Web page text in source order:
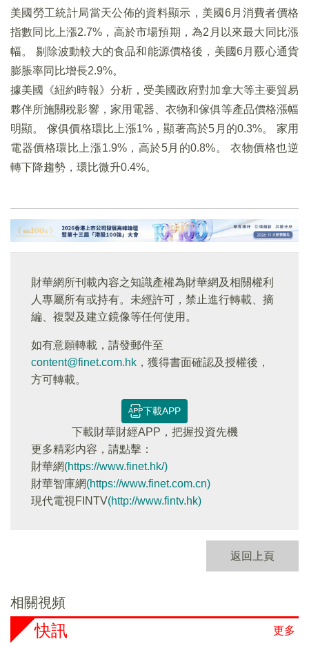
美國勞工統計局當天公佈的資料顯示，美國6月消費者價格
指數同比上漲2.7%，高於市場預期，為2月以來最大同比漲
幅。 剔除波動較大的食品和能源價格後，美國6月覈心通貨
膨脹率同比增長2.9%。
據美國《紐約時報》分析，受美國政府對加拿大等主要貿易
夥伴所施關稅影響，家用電器、衣物和傢俱等產品價格漲幅
明顯。 傢俱價格環比上漲1%，顯著高於5月的0.3%。 家用
電器價格環比上漲1.9%，高於5月的0.8%。 衣物價格也逆
轉下降趨勢，環比微升0.4%。
財華網所刊載內容之知識產權為財華網及相關權利
人專屬所有或持有。未經許可，禁止進行轉載、摘
編、複製及建立鏡像等任何使用。
如有意願轉載，請發郵件至
content@finet.com.hk ，獲得書面確認及授權後，
方可轉載。
下載APP
下載財華財經APP，把握投資先機
更多精彩内容，請點擊：
財華網(https://www.finet.hk/)
財華智庫網(https://www.finet.com.cn)
現代電視FINTV(http://www.fintv.hk)
返回上頁
相關視頻
更多
快訊